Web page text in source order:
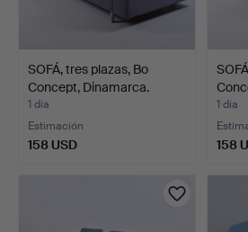
SOFÁ, tres plazas, Bo
Concept, Dinamarca.
1 día
Estimación
158 USD
1 día
158